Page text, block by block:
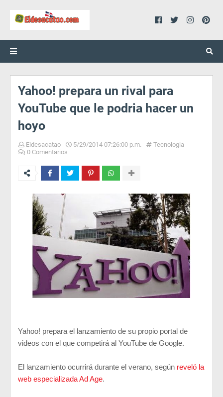
Yahoo! prepara un rival para
YouTube que le podria hacer un
hoyo
Eldesacatao 5/29/2014 07:26:00 p.m.
Tecnologia
0 Comentarios
Yahoo! prepara el lanzamiento de su propio portal de
videos con el que competirá al YouTube de Google.
El lanzamiento ocurrirá durante el verano, según reveló la
web especializada Ad Age.